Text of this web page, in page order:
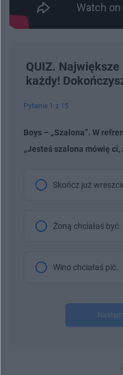
QUIZ.
każdy!
Pytanie 1 z 15
Boys – „Szalona”. W
„Jesteś szalona mówię ci,
Skończ już
Żoną chciałaś być.
Wino chciałaś pić.